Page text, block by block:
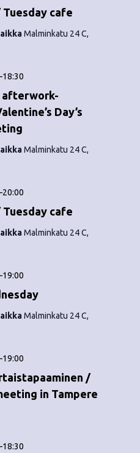
cafe
Malminkatu 24 C,
afterwork-
Day’s
18:30
Malminkatu 24 C,
cafe
20:00
Malminkatu 24 C,
19:00
Malminkatu 24 C,
/
in Tampere
19:00
18:30